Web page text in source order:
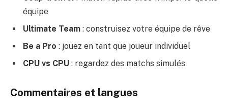
équipe
Ultimate Team : construisez votre équipe de rêve
Be a Pro : jouez en tant que joueur individuel
CPU vs CPU : regardez des matchs simulés
Commentaires et langues